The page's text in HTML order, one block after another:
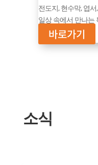
전도지, 현수막, 엽서
일상 속에서 만나는
바로가기
소식